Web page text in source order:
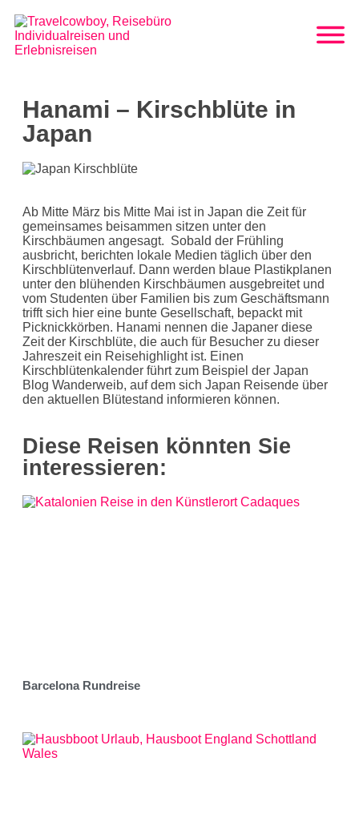
Hanami – Kirschblüte in
Japan
Ab Mitte März bis Mitte Mai ist in Japan die Zeit für
gemeinsames beisammen sitzen unter den
Kirschbäumen angesagt. Sobald der Frühling
ausbricht, berichten lokale Medien täglich über den
Kirschblütenverlauf. Dann werden blaue Plastikplanen
unter den blühenden Kirschbäumen ausgebreitet und
vom Studenten über Familien bis zum Geschäftsmann
trifft sich hier eine bunte Gesellschaft, bepackt mit
Picknickkörben. Hanami nennen die Japaner diese
Zeit der Kirschblüte, die auch für Besucher zu dieser
Jahreszeit ein Reisehighlight ist. Einen
Kirschblütenkalender führt zum Beispiel der Japan
Blog Wanderweib, auf dem sich Japan Reisende über
den aktuellen Blütestand informieren können.
Diese Reisen könnten Sie
interessieren:
Barcelona Rundreise